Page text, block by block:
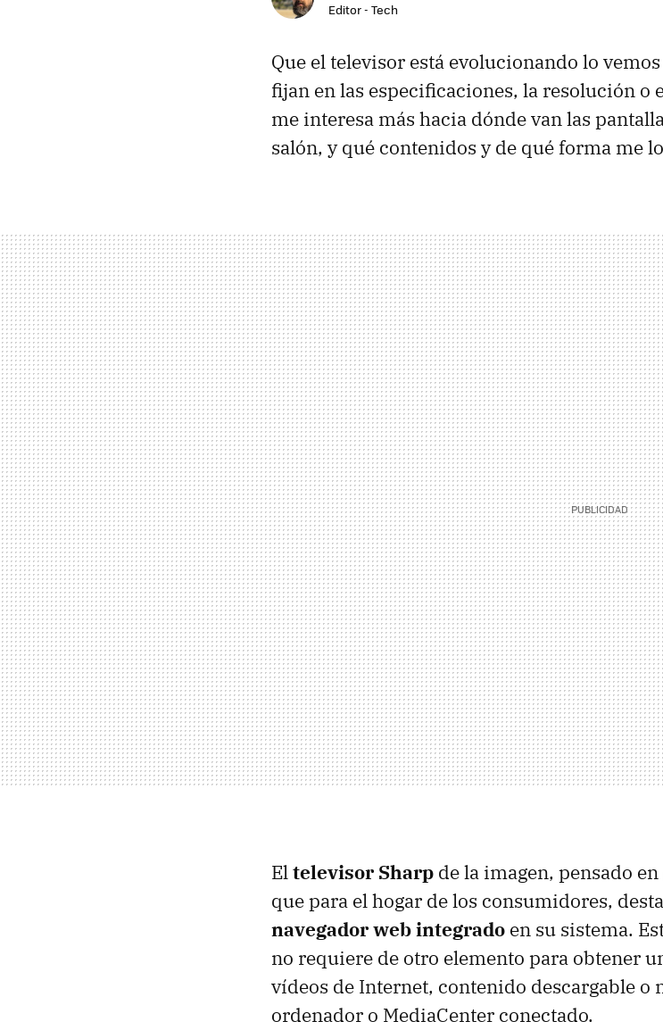
Editor - Tech
Que el televisor está evolucionando lo
fijan en las especificaciones, la resolución o
me interesa más hacia dónde van las
salón, y qué contenidos y de qué forma me
Eltelevisor Sharp de la imagen, pensado
que para el hogar de los consumidores,
navegador web integrado en su sistema.
no requiere de otro elemento para obtener
vídeos de Internet, contenido descargable o
ordenador o MediaCenter conectado.